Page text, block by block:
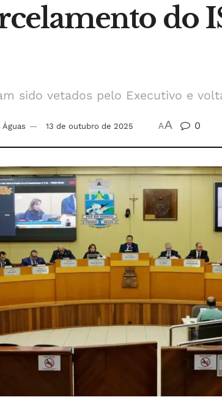
do
sido vetados pelo Executivo e
Águas 13 de outubro de 2025 AA 0